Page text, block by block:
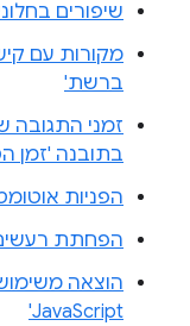
שיפורים
מקורות עם
ברשת'
זמני התגובה
בתובנה 'זמן
הפניות
הפחתת רעשים
הוצאה
JavaScript'